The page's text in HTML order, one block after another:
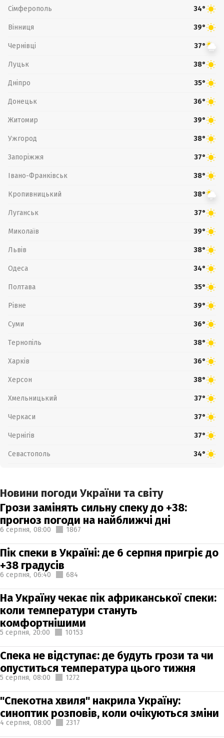
Сімферополь 34°
Вінниця 39°
Чернівці 37°
Луцьк 38°
Дніпро 35°
Донецьк 36°
Житомир 39°
Ужгород 38°
Запоріжжя 37°
Івано-Франківськ 38°
Кропивницький 38°
Луганськ 37°
Миколаїв 39°
Львів 38°
Одеса 34°
Полтава 35°
Рівне 39°
Суми 36°
Тернопіль 38°
Харків 36°
Херсон 38°
Хмельницький 37°
Черкаси 37°
Чернігів 37°
Севастополь 34°
Новини погоди України та світу
Грози замінять сильну спеку до +38:
прогноз погоди на найближчі дні
6 серпня, 08:00 1867
Пік спеки в Україні: де 6 серпня пригріє до
+38 градусів
6 серпня, 06:40 684
На Україну чекає пік африканської спеки:
коли температури стануть
комфортнішими
5 серпня, 20:00 10153
Спека не відступає: де будуть грози та чи
опуститься температура цього тижня
5 серпня, 08:00 1272
"Спекотна хвиля" накрила Україну:
синоптик розповів, коли очікуються зміни
4 серпня, 08:00 2317